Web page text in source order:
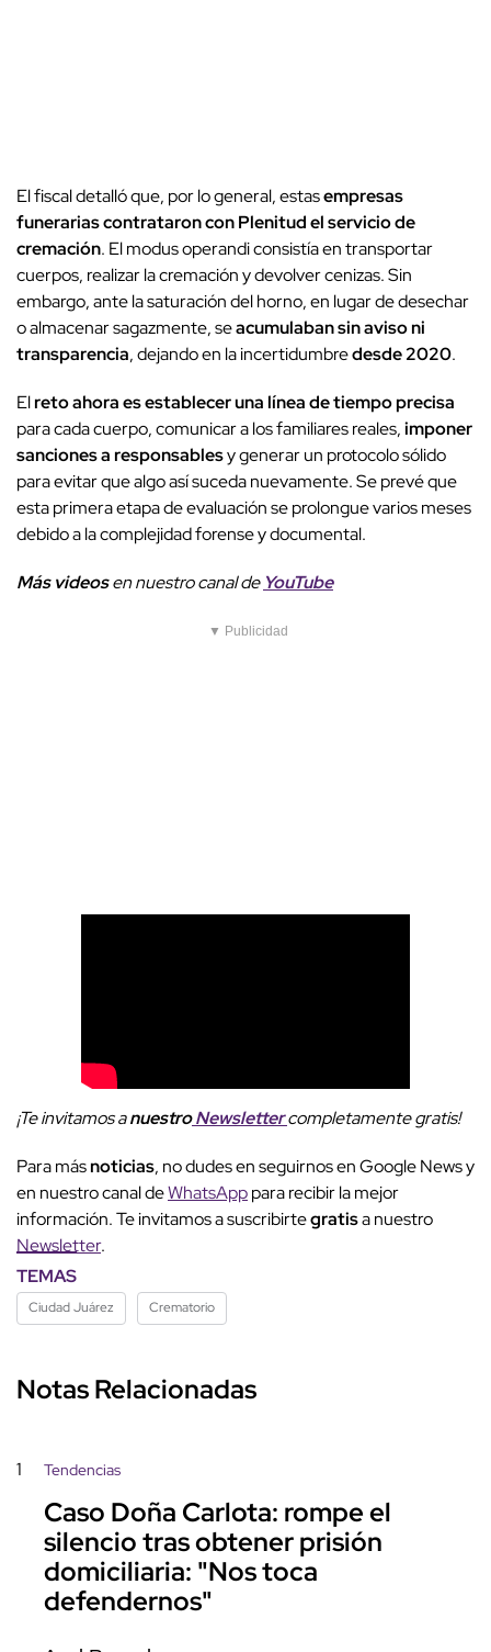
El fiscal detalló que, por lo general, estasempresas
funerarias contrataron con Plenitud el servicio de
cremación. El modus operandi consistía en transportar
cuerpos, realizar la cremación y devolver cenizas. Sin
embargo, ante la saturación del horno, en lugar de desechar
o almacenar sagazmente, seacumulaban sin aviso ni
transparencia, dejando en la incertidumbredesde 2020.
Elreto ahora es establecer una línea de tiempo precisa
para cada cuerpo, comunicar a los familiares reales,imponer
sanciones a responsablesy generar un protocolo sólido
para evitar que algo así suceda nuevamente. Se prevé que
esta primera etapa de evaluación se prolongue varios meses
debido a la complejidad forense y documental.
Más videosen nuestro canal de YouTube
▼ Publicidad
¡Te invitamos anuestroNewslettercompletamente gratis!
Para másnoticias, no dudes en seguirnos en Google News y
en nuestro canal deWhatsApppara recibir la mejor
información. Te invitamos a suscribirtegratisa nuestro
Newsletter.
TEMAS
Ciudad Juárez Crematorio
Notas Relacionadas
1 Tendencias
Caso Doña Carlota: rompe el
silencio tras obtener prisión
domiciliaria: "Nos toca
defendernos"